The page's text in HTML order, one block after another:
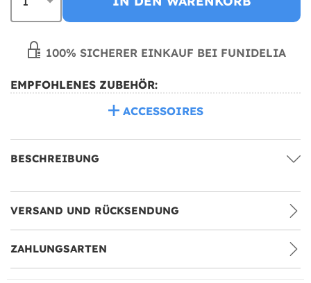
100% SICHERER EINKAUF BEI FUNIDELIA
EMPFOHLENES ZUBEHÖR:
ACCESSOIRES
BESCHREIBUNG
VERSAND UND RÜCKSENDUNG
ZAHLUNGSARTEN